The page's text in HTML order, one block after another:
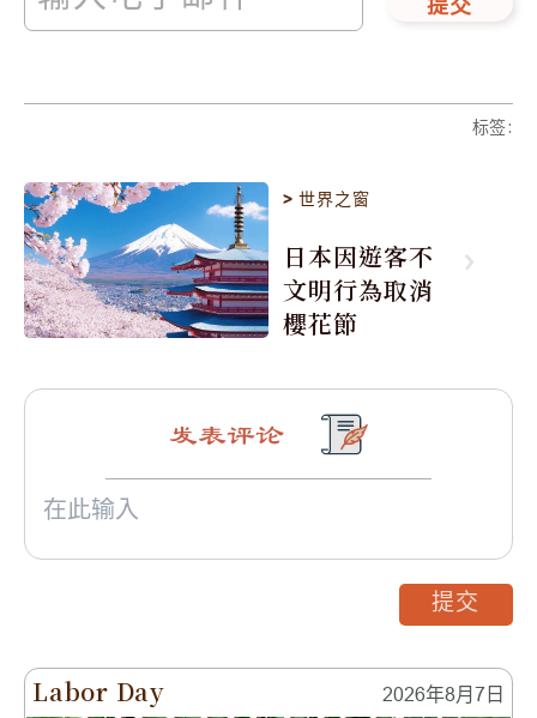
提交
标签:
>世界之窗
日本因遊客不
文明行為取消
櫻花節
Labor Day 2026年8月7日
发表评论
提交